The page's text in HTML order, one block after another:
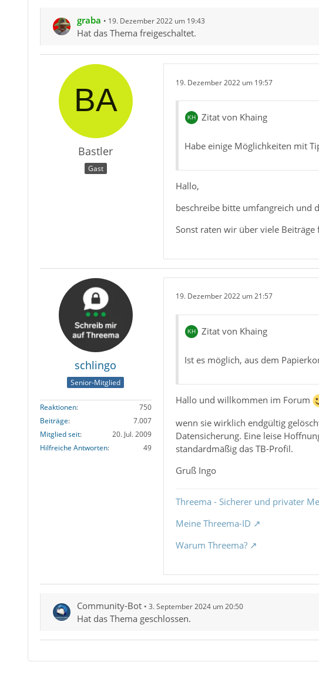
graba 19. Dezember 2022 um 19:43
Hat das Thema freigeschaltet.
Bastler
Gast
19. Dezember 2022 um 19:57
Zitat von Khaing
Habe einige Möglichkeiten mit
Hallo,
beschreibe bitte umfangreich und
Sonst raten wir über viele Beiträge
schlingo
Senior-Mitglied
Reaktionen
750
Beiträge
7.007
Mitglied seit
20. Jul. 2009
Hilfreiche Antworten
49
19. Dezember 2022 um 21:57
Zitat von Khaing
Ist es möglich, aus dem
Hallo und willkommen im Forum
wenn sie wirklich endgültig
Datensicherung. Eine leise
standardmäßig das TB-Profil.
Gruß Ingo
Threema - Sicherer und privater
Meine Threema-ID
Warum Threema?
Community-Bot 3. September 2024 um 20:50
Hat das Thema geschlossen.